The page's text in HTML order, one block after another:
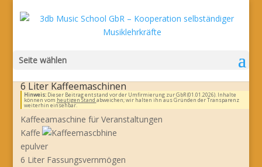
Seite wählen
6 Liter Kaffeemaschinen
Hinweis:Dieser Beitrag entstand vor der Umfirmierung zur GbR (01.01.2026). Inhalte
können vom heutigen Stand abweichen; wir halten ihn aus Gründen der Transparenz
weiterhin einsehbar.
Kaffeeamaschine für Veranstaltungen
Kaffe
epulver
6 Liter Fassungsvernmögen